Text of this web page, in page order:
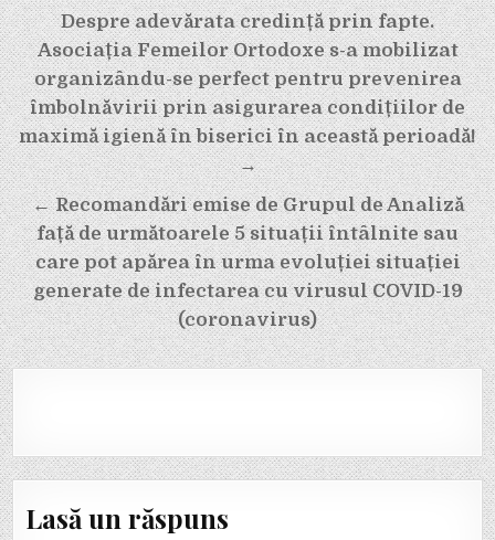
Navigare
în
articole
Despre adevărata credință prin fapte.
Asociația Femeilor Ortodoxe s-a mobilizat
organizându-se perfect pentru prevenirea
îmbolnăvirii prin asigurarea condițiilor de
maximă igienă în biserici în această perioadă!
→
← Recomandări emise de Grupul de Analiză
față de următoarele 5 situații întâlnite sau
care pot apărea în urma evoluției situației
generate de infectarea cu virusul COVID-19
(coronavirus)
Lasă un răspuns